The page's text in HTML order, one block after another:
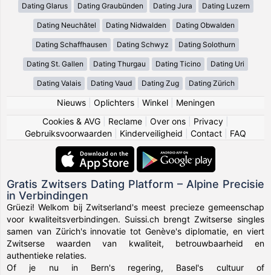
Dating Glarus Dating Graubünden Dating Jura Dating Luzern
Dating Neuchâtel Dating Nidwalden Dating Obwalden
Dating Schaffhausen Dating Schwyz Dating Solothurn
Dating St. Gallen Dating Thurgau Dating Ticino Dating Uri
Dating Valais Dating Vaud Dating Zug Dating Zürich
Nieuws| Oplichters| Winkel| Meningen
Cookies & AVG
Reclame Over ons Privacy
Gebruiksvoorwaarden
Kinderveiligheid Contact FAQ
Gratis Zwitsers Dating Platform – Alpine Precisie
in Verbindingen
Grüezi! Welkom bij Zwitserland's meest precieze gemeenschap
voor kwaliteitsverbindingen. Suissi.ch brengt Zwitserse singles
samen van Zürich's innovatie tot Genève's diplomatie, en viert
Zwitserse waarden van kwaliteit, betrouwbaarheid en
authentieke relaties.
Of je nu in Bern's regering, Basel's cultuur of